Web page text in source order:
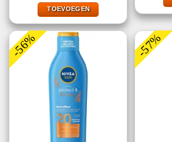
€26,95.
TOEVOEGEN
-56% -57%